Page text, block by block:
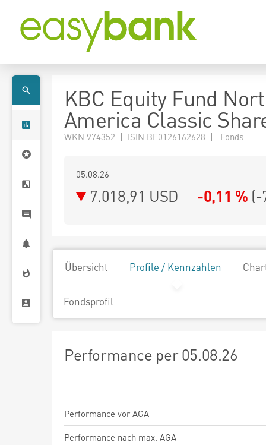
KBC Equity Fund
America Classic
WKN 974352 | ISIN BE0126162628 | Fonds
05.08.26
7.018,91 USD -0,11 % (-
Übersicht Profile / Kennzahlen
Fondsprofil
Performance per 05.08.26
Performance vor AGA
Performance nach max. AGA